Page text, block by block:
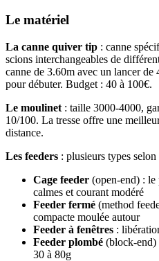
Le matériel
La canne quiver tip : canne
scions interchangeables de
canne de 3.60m avec un lancer
pour débuter. Budget : 40 à 100€.
Le moulinet : taille 3000-4000,
10/100. La tresse offre une
distance.
Les feeders : plusieurs types
Cage feeder (open-end) :
calmes et courant modéré
Feeder fermé (method
compacte moulée autour
Feeder à fenêtres :
Feeder plombé (block-end)
30 à 80g